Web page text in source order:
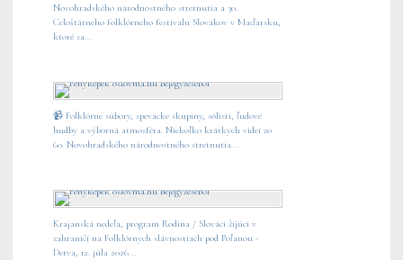
Novohradského národnostného stretnutia a 30.
Celoštátneho folklórneho festivalu Slovákov v Maďarsku,
ktoré sa...
📹 Folklórne súbory, spevácke skupiny, sólisti, ľudové
hudby a výborná atmosféra. Niekoľko krátkych videí zo
60. Novohradského národnostného stretnutia...
Krajanská nedeľa, program Rodina / Slováci žijúci v
zahraničí na Folklórnych slávnostiach pod Poľanou -
Detva, 12. júla 2026...